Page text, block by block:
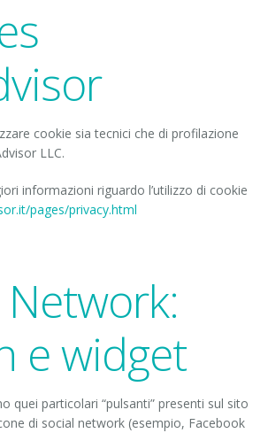
cookie sia tecnici che di profilazione
LLC.
informazioni riguardo l’utilizzo di cookie
pages/privacy.html
Network:
e widget
quei particolari “pulsanti” presenti sul sito
di social network (esempio, Facebook